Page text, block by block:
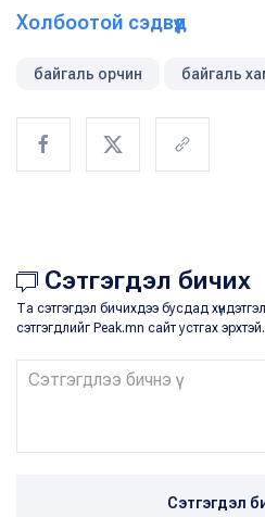
Холбоотой сэдвүүд
байгаль орчин байгаль
Сэтгэгдэл бичих
Та сэтгэгдэл бичихдээ бусдад
сэтгэгдлийг Peak.mn сайт устгах эрхтэй.
Сэтгэгдэл